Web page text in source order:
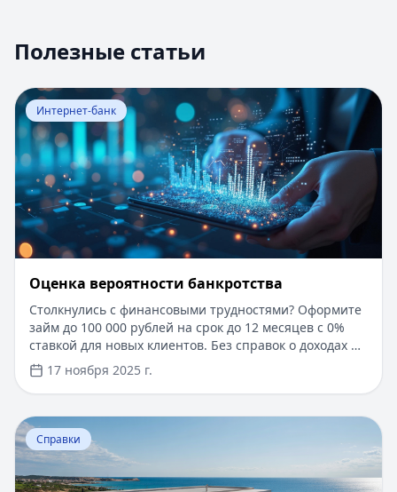
Полезные статьи
Перейти к статье:Оценка вероятности банкротства
Интернет-банк
Оценка вероятности банкротства
Столкнулись с финансовыми трудностями? Оформите
займ до 100 000 рублей на срок до 12 месяцев с 0%
ставкой для новых клиентов. Без справок о доходах и
документов — решение за 5 минут. Получите деньги
быстро и прозрачно через проверенные сервисы.
17 ноября 2025 г.
Перейти к статье:
Справки